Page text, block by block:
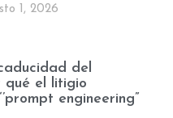
1, 2026
del
qué el litigio
engineering”